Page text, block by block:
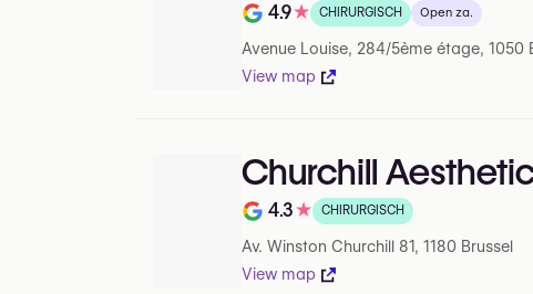
Beoordeling op 5 op Google
4.9★ CHIRURGISCH Open za.
Avenue Louise, 284/5ème étage, 1050
View map
Churchill
Beoordeling op 5 op Google
4.3★ CHIRURGISCH
Av. Winston Churchill 81, 1180 Brussel
View map